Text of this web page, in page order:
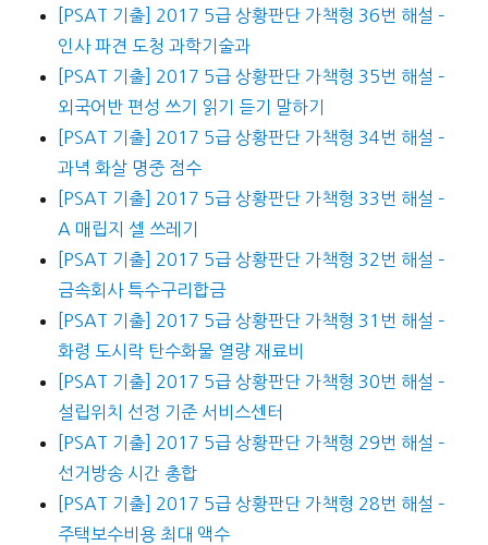
[PSAT 기출] 2017 5급 상황판단 가책형 36번 해설 –
인사 파견 도청 과학기술과
[PSAT 기출] 2017 5급 상황판단 가책형 35번 해설 –
외국어반 편성 쓰기 읽기 듣기 말하기
[PSAT 기출] 2017 5급 상황판단 가책형 34번 해설 –
과녁 화살 명중 점수
[PSAT 기출] 2017 5급 상황판단 가책형 33번 해설 –
A 매립지 셀 쓰레기
[PSAT 기출] 2017 5급 상황판단 가책형 32번 해설 –
금속회사 특수구리합금
[PSAT 기출] 2017 5급 상황판단 가책형 31번 해설 –
화령 도시락 탄수화물 열량 재료비
[PSAT 기출] 2017 5급 상황판단 가책형 30번 해설 –
설립위치 선정 기준 서비스센터
[PSAT 기출] 2017 5급 상황판단 가책형 29번 해설 –
선거방송 시간 총합
[PSAT 기출] 2017 5급 상황판단 가책형 28번 해설 –
주택보수비용 최대 액수